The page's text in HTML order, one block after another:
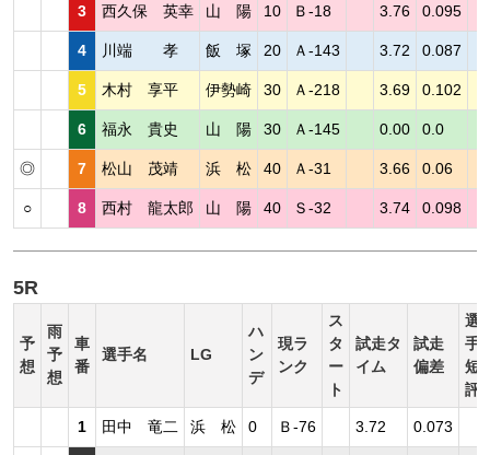
3 西久保 英幸 山 陽 10 Ｂ-18 3.76 0.095
4 川端 孝 飯 塚 20 Ａ-143 3.72 0.087
5 木村 享平 伊勢崎 30 Ａ-218 3.69 0.102
6 福永 貴史 山 陽 30 Ａ-145 0.00 0.0
◎ 7 松山 茂靖 浜 松 40 Ａ-31 3.66 0.06
○ 8 西村 龍太郎 山 陽 40 Ｓ-32 3.74 0.098
5R
予
想
雨
予
想
車
番
選手名 LG
ハ
ン
デ
現ラ
ンク
ス
タ
ー
ト
試走タ
イム
試走
偏差
選
手
短
評
1 田中 竜二 浜 松 0 Ｂ-76 3.72 0.073